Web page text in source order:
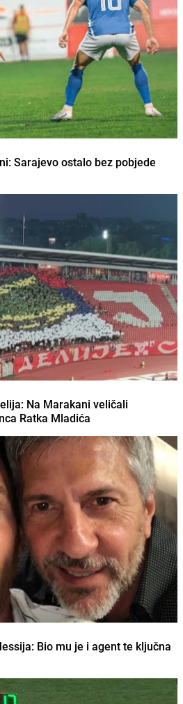
Sarajevo ostalo bez pobjede
Na Marakani veličali
Ratka Mladića
Bio mu je i agent te ključna